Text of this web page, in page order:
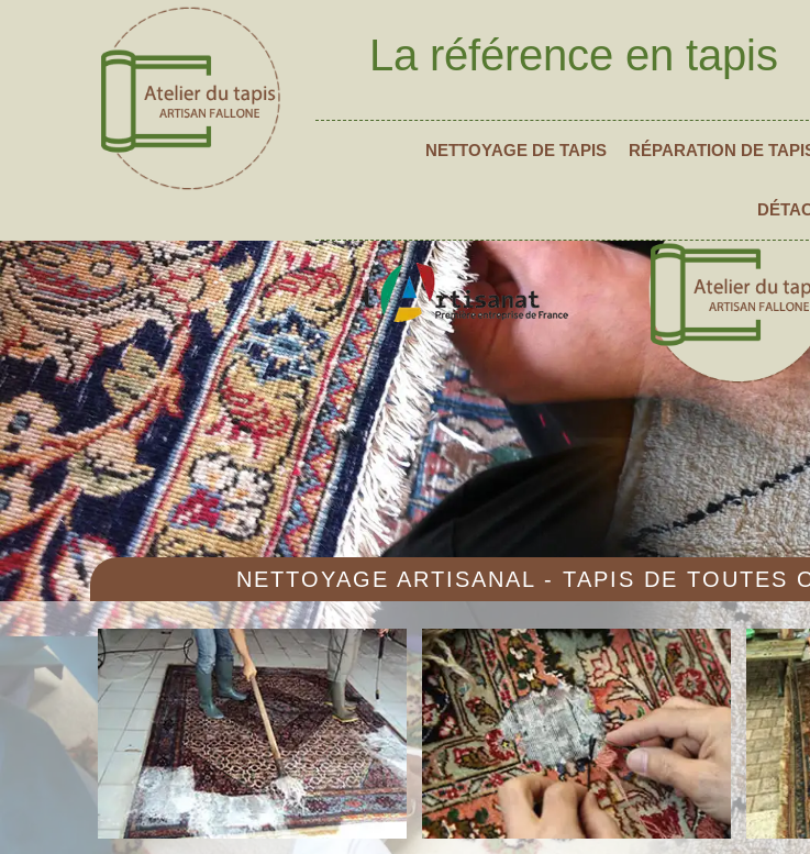
La référence en tapis
NETTOYAGE DE TAPIS RÉPARATION DE
NETTOYAGE ARTISANAL - TAPIS DE TOUTES